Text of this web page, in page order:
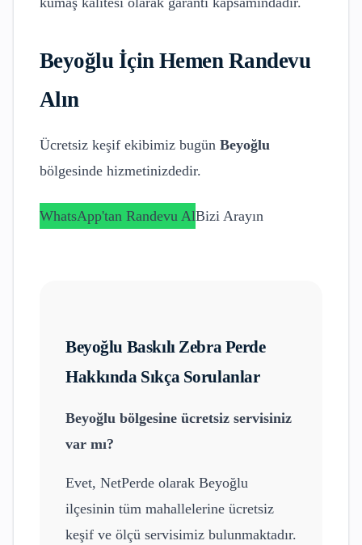
Beyoğluİçin Hemen Randevu
Alın
Ücretsiz keşif ekibimiz bugün Beyoğlu
bölgesinde hizmetinizdedir.
WhatsApp'tan Randevu AlBizi Arayın
Beyoğlu Baskılı Zebra Perde
Hakkında Sıkça Sorulanlar
Beyoğlu bölgesine ücretsiz servisiniz
var mı?
Evet, NetPerde olarak Beyoğlu
ilçesinin tüm mahallelerine ücretsiz
keşif ve ölçü servisimiz bulunmaktadır.